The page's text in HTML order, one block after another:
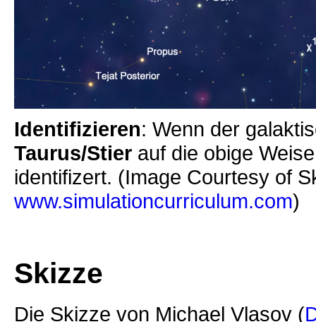
Identifizieren: Wenn der
Taurus/Stier auf die obige
identifizert. (Image Courtesy of
www.simulationcurriculum.com)
Skizze
Die Skizze von Michael Vlasov (